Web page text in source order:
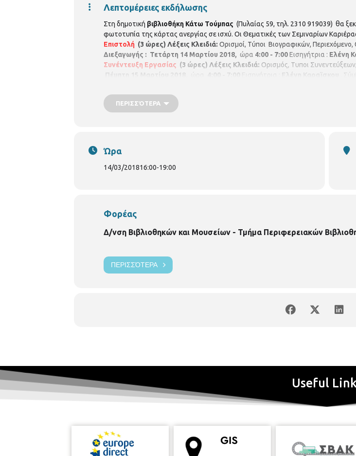
Λεπτομέρειες εκδήλωσης
Στη δημοτική βιβλιοθήκη Κάτω Τούμπας (Πυλαίας 59, τηλ. 2310 919039) θα
φωτοτυπία της κάρτας ανεργίας σε ισχύ. Οι Θεματικές των Σεμιναρίων
Επιστολή (3 ώρες) Λέξεις Κλειδιά: Ορισμοί, Τύποι Βιογραφικών,
Διεξαγωγής : Τετάρτη 14 Μαρτίου 2018, ώρα 4:00 - 7:00Εισηγήτρια : Ελένη
Συνέντευξη Εργασίας (3 ώρες) Λέξεις Κλειδιά: Ορισμός, Τυποι
Πέμπτη 15 Μαρτίου 2018,
4:00 - 7:00 Εισηγήτρια : Ελένη Καραϊσκου
,
ΠΕΡΙΣΣΌΤΕΡΑ
Ώρα
14/03/201816:00-19:00
Φορέας
Δ/νση Βιβλιοθηκών και Μουσείων - Τμήμα Περιφερειακών
ΠΕΡΙΣΣΌΤΕΡΑ
Useful